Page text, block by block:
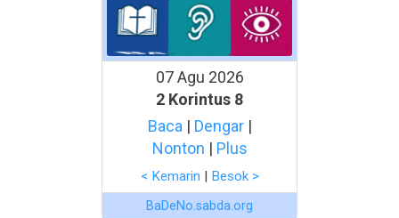
07 Agu 2026
2 Korintus 8
Baca | Dengar|
Nonton | Plus
< Kemarin | Besok >
BaDeNo.sabda.org